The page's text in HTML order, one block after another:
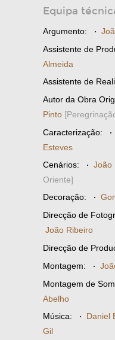
Equipa
Argumento: ·
Assistente de
Almeida
Assistente de
Autor da Obra
Pinto
Caracterização: ·
Esteves
Cenários: · João
Oriente]
Decoração: ·
Direcção de
João Ribeiro
Direcção de
Montagem: ·
Montagem de
Abelho
Música: · Daniel
Gil